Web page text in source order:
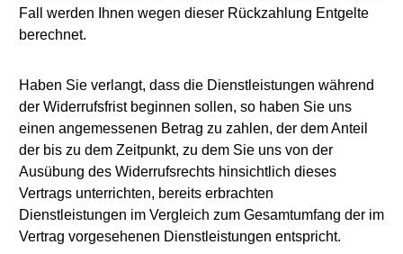
Fall werden Ihnen wegen dieser Rückzahlung Entgelte
berechnet.
Haben Sie verlangt, dass die Dienstleistungen während
der Widerrufsfrist beginnen sollen, so haben Sie uns
einen angemessenen Betrag zu zahlen, der dem Anteil
der bis zu dem Zeitpunkt, zu dem Sie uns von der
Ausübung des Widerrufsrechts hinsichtlich dieses
Vertrags unterrichten, bereits erbrachten
Dienstleistungen im Vergleich zum Gesamtumfang der im
Vertrag vorgesehenen Dienstleistungen entspricht.